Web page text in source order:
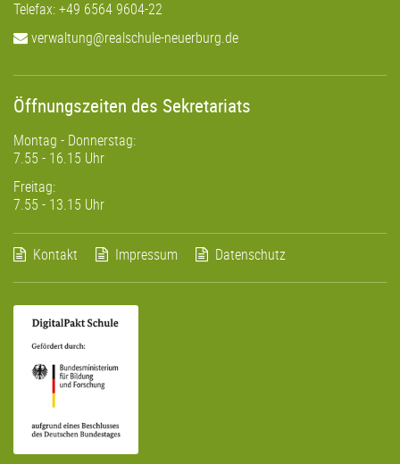
Telefax: +49 6564 9604-22
verwaltung@realschule-neuerburg.de
Öffnungszeiten des Sekretariats
Montag - Donnerstag:
7.55 - 16.15 Uhr
Freitag:
7.55 - 13.15 Uhr
Kontakt Impressum Datenschutz